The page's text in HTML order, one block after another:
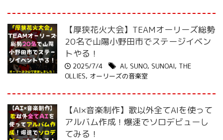
【厚狭花火大会】TEAMオーリーズ総勢
20名で山陽小野田市でステージイベン
トやる！
2025/7/4 AI, SUNO, SUNOAI, THE
OLLIES, オーリーズの音楽室
【AI×音楽制作】歌以外全てAIを使って
アルバム作成！爆速でソロデビューし
てみる！